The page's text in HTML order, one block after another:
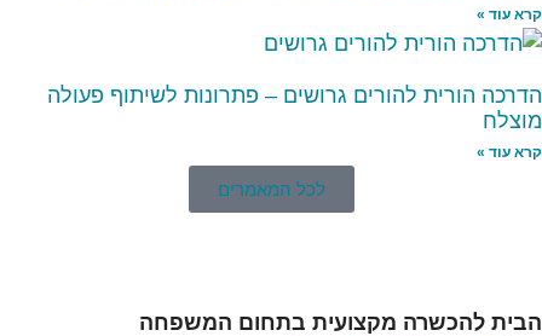
קרא עוד »
הדרכה הורית להורים גרושים – פתרונות לשיתוף פעולה
מוצלח
קרא עוד »
לכל המאמרים
הבית להכשרה מקצועית בתחום המשפחה